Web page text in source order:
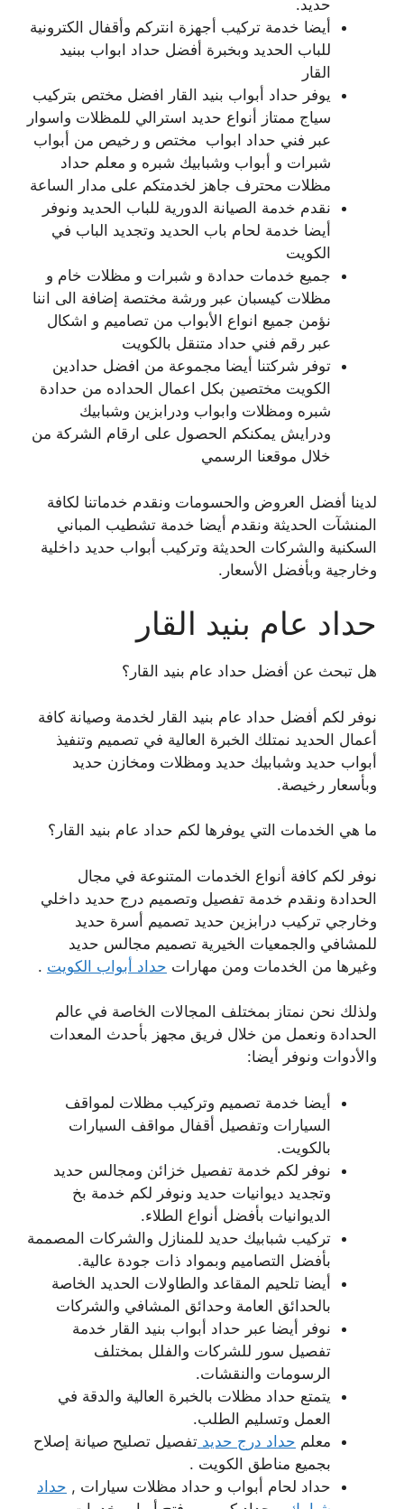
حديد.
أيضا خدمة تركيب أجهزة انتركم وأقفال الكترونية
للباب الحديد وبخبرة أفضل حداد ابواب ببنيد
القار
يوفر حداد أبواب بنيد القار افضل مختص بتركيب
سياج ممتاز أنواع حديد استرالي للمظلات واسوار
عبر فني حداد ابواب مختص و رخيص من أبواب
شبرات و أبواب وشبابيك شبره و معلم حداد
مظلات محترف جاهز لخدمتكم على مدار الساعة
نقدم خدمة الصيانة الدورية للباب الحديد ونوفر
أيضا خدمة لحام باب الحديد وتجديد الباب في
الكويت
جميع خدمات حدادة و شبرات و مظلات خام و
مظلات كيسبان عبر ورشة مختصة إضافة الى اننا
نؤمن جميع انواع الأبواب من تصاميم و اشكال
عبر رقم فني حداد متنقل بالكويت
توفر شركتنا أيضا مجموعة من افضل حدادين
الكويت مختصين بكل اعمال الحداده من حدادة
شبره ومظلات وابواب ودرابزين وشبابيك
ودرايش يمكنكم الحصول على ارقام الشركة من
خلال موقعنا الرسمي
لدينا أفضل العروض والحسومات ونقدم خدماتنا لكافة
المنشآت الحديثة ونقدم أيضا خدمة تشطيب المباني
السكنية والشركات الحديثة وتركيب أبواب حديد داخلية
وخارجية وبأفضل الأسعار.
حداد عام بنيد القار
هل تبحث عن أفضل حداد عام بنيد القار؟
نوفر لكم أفضل حداد عام بنيد القار لخدمة وصيانة كافة
أعمال الحديد نمتلك الخبرة العالية في تصميم وتنفيذ
أبواب حديد وشبابيك حديد ومظلات ومخازن حديد
وبأسعار رخيصة.
ما هي الخدمات التي يوفرها لكم حداد عام بنيد القار؟
نوفر لكم كافة أنواع الخدمات المتنوعة في مجال
الحدادة ونقدم خدمة تفصيل وتصميم درج حديد داخلي
وخارجي تركيب درابزين حديد تصميم أسرة حديد
للمشافي والجمعيات الخيرية تصميم مجالس حديد
وغيرها من الخدمات ومن مهارات حداد أبواب الكويت .
ولذلك نحن نمتاز بمختلف المجالات الخاصة في عالم
الحدادة ونعمل من خلال فريق مجهز بأحدث المعدات
والأدوات ونوفر أيضا:
أيضا خدمة تصميم وتركيب مظلات لمواقف
السيارات وتفصيل أقفال مواقف السيارات
بالكويت.
نوفر لكم خدمة تفصيل خزائن ومجالس حديد
وتجديد ديوانيات حديد ونوفر لكم خدمة بخ
الديوانيات بأفضل أنواع الطلاء.
تركيب شبابيك حديد للمنازل والشركات المصممة
بأفضل التصاميم وبمواد ذات جودة عالية.
أيضا تلحيم المقاعد والطاولات الحديد الخاصة
بالحدائق العامة وحدائق المشافي والشركات
نوفر أيضا عبر حداد أبواب بنيد القار خدمة
تفصيل سور للشركات والفلل بمختلف
الرسومات والنقشات.
يتمتع حداد مظلات بالخبرة العالية والدقة في
العمل وتسليم الطلب.
معلم حداد درج حديد تفصيل تصليح صيانة إصلاح
بجميع مناطق الكويت .
حداد لحام أبواب و حداد مظلات سيارات , حداد